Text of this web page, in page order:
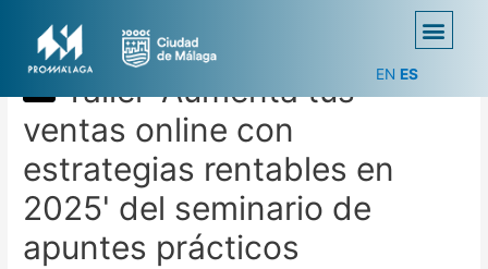
EN ES
Taller 'Aumenta tus
ventas online con
estrategias rentables en
2025' del seminario de
apuntes prácticos